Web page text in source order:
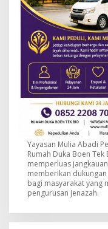
Yayasan Mulia Abadi
Rumah Duka Boen
memperluas
memberikan
bagi masyarakat yang
pengurusan jenazah.